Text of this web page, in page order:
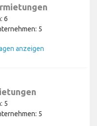
6
5
anzeigen
5
5